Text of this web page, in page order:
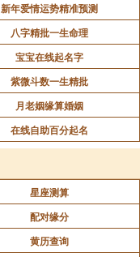
新年爱情运势精准预测
八字精批一生命理
宝宝在线起名字
紫微斗数一生精批
月老姻缘算婚姻
在线自助百分起名
星座测算
配对缘分
黄历查询